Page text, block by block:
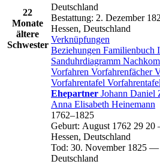
22
Monate
ältere
Schwester
Deutschland
Bestattung: 2. Dezember
Hessen, Deutschland
Verknüpfungen
Beziehungen Familienbuch
Sanduhrdiagramm
Vorfahren Vorfahrenfächer
Vorfahrentafel
Ehepartner Johann Daniel
Anna Elisabeth Heinemann
1762–1825
Geburt: August 1762 29 20
Hessen, Deutschland
Tod: 30. November 1825 —
Deutschland